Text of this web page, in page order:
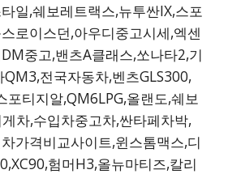
일,쉐보레트랙스,뉴투싼IX,스포
로이스던,아우디중고시세,엑센
중고,밴츠A클래스,쏘나타2,기
전국자동차,벤츠GLS300,
포티지알,QM6LPG,올랜도,쉐보
차,수입차중고차,싼타페차박,
가격비교사이트,윈스톰맥스,디
험머H3,올뉴마티즈,칼리